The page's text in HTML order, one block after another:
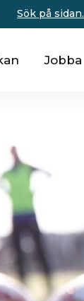
Sök på